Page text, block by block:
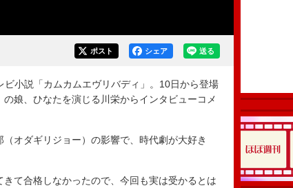
送る
シェア
ポスト
小説「カムカムエヴリバディ」。10日から登場
娘、ひなたを演じる川栄からインタビューコメ
オダギリジョー）の影響で、時代劇が大好き
て合格しなかったので、今回も実は受かるとは